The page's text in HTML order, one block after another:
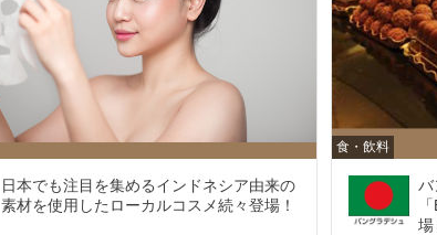
日本でも注目を集めるインドネシア由来の
素材を使用したローカルコスメ続々登場！
食・飲料
バ
場